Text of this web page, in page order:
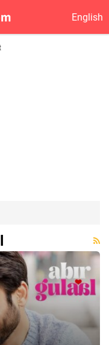
English